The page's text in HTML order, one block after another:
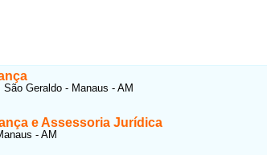
Geraldo - Manaus - AM
e Assessoria Jurídica
- AM